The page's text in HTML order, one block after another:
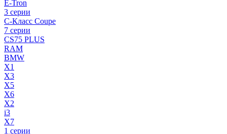
E-Tron
3 серии
C-Класс Coupe
7 серии
CS75 PLUS
RAM
BMW
X1
X3
X5
X6
X2
i3
X7
1 серии